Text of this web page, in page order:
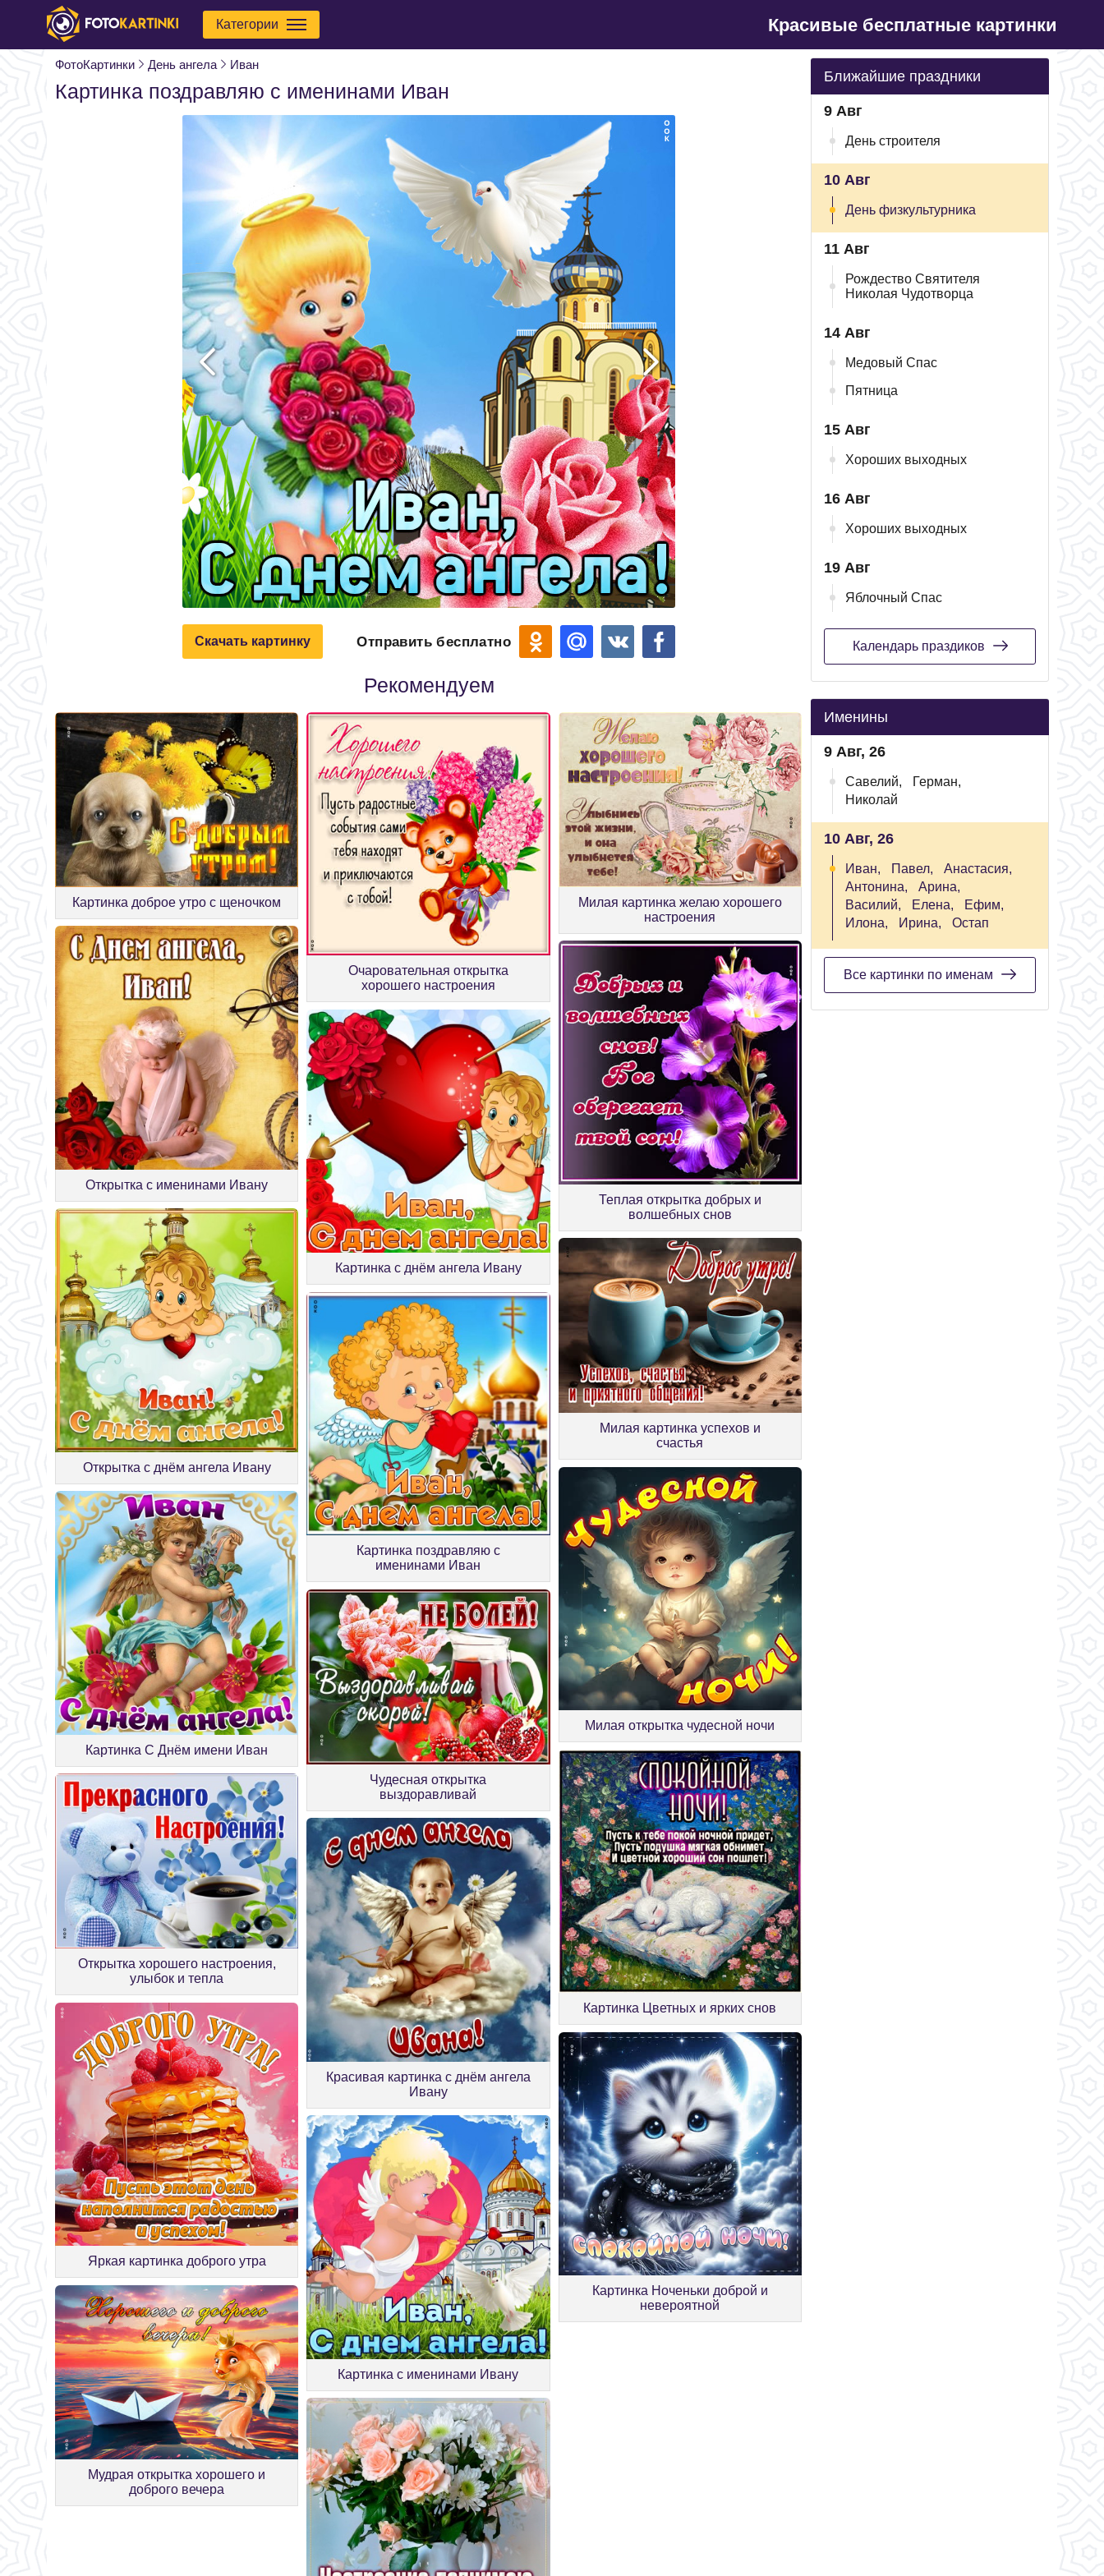
Категории Красивые бесплатные картинки
ФотоКартинки День ангела Иван
Картинка поздравляю с именинами Иван
Скачать картинку Отправить бесплатно
Рекомендуем
Картинка доброе утро с щеночком
Очаровательная открытка
хорошего настроения
Милая картинка желаю хорошего
настроения
Открытка с именинами Ивану
Картинка с днём ангела Ивану
Теплая открытка добрых и
волшебных снов
Открытка с днём ангела Ивану
Картинка поздравляю с
именинами Иван
Милая картинка успехов и
счастья
Картинка С Днём имени Иван
Чудесная открытка
выздоравливай
Милая открытка чудесной ночи
Открытка хорошего настроения,
улыбок и тепла
Красивая картинка с днём ангела
Ивану
Картинка Цветных и ярких снов
Яркая картинка доброго утра
Картинка с именинами Ивану
Картинка Ноченьки доброй и
невероятной
Мудрая открытка хорошего и
доброго вечера
Ближайшие праздники
9 Авг
День строителя
10 Авг
День физкультурника
11 Авг
Рождество Святителя
Николая Чудотворца
14 Авг
Медовый Спас
Пятница
15 Авг
Хороших выходных
16 Авг
Хороших выходных
19 Авг
Яблочный Спас
Календарь праздиков
Именины
9 Авг, 26
Савелий,
Герман,
Николай
10 Авг, 26
Иван, Павел,
Анастасия,
Антонина,
Арина,
Василий,
Елена,
Ефим,
Илона,
Ирина, Остап
Все картинки по именам